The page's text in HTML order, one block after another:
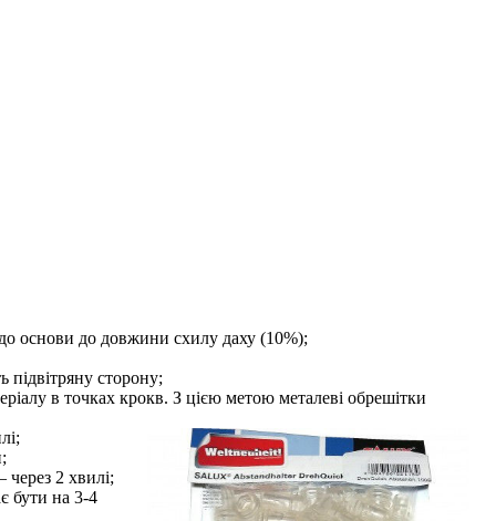
основи до довжини схилу даху (10%);
сторону;
в точках крокв. З цією метою металеві обрешітки
2 хвилі;
бути на 3-4